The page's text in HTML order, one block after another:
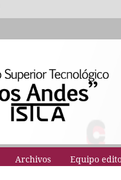
Archivos Equipo